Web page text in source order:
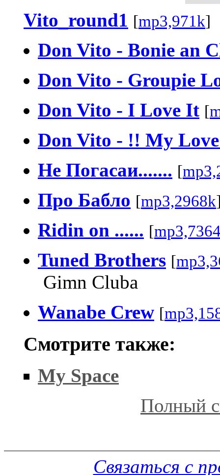
Vito_round1 [mp3,971k]
Don Vito - Bonie an
Don Vito - Groupie
Don Vito - I Love It [
Don Vito - !! My
Не Погасаи....... [
Про Бабло [mp3,2968k
Ridin on ...... [
Tuned Brothers [
Gimn Cluba
Wanabe Crew [
Смотрите также:
My Space
Полный
Связаться с